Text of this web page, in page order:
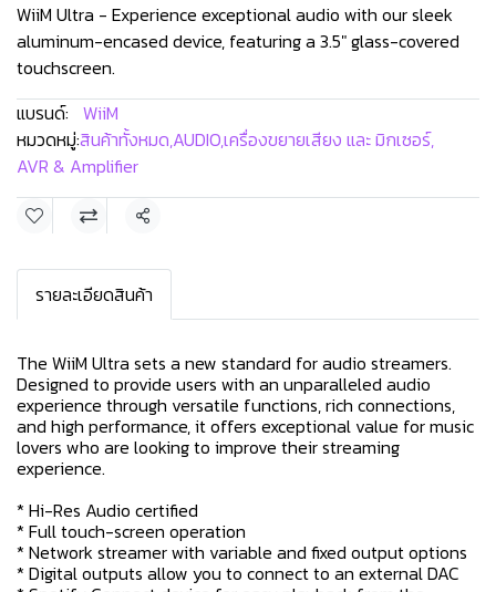
WiiM Ultra - Experience exceptional audio with our sleek
aluminum-encased device, featuring a 3.5" glass-covered
touchscreen.
แบรนด์: WiiM
หมวดหมู่:สินค้าทั้งหมด,AUDIO,เครื่องขยายเสียง และ มิกเซอร์,
AVR & Amplifier
แชร์
รายละเอียดสินค้า
The WiiM Ultra sets a new standard for audio streamers.
Designed to provide users with an unparalleled audio
experience through versatile functions, rich connections,
and high performance, it offers exceptional value for music
lovers who are looking to improve their streaming
experience.
* Hi-Res Audio certified
* Full touch-screen operation
* Network streamer with variable and fixed output options
* Digital outputs allow you to connect to an external DAC